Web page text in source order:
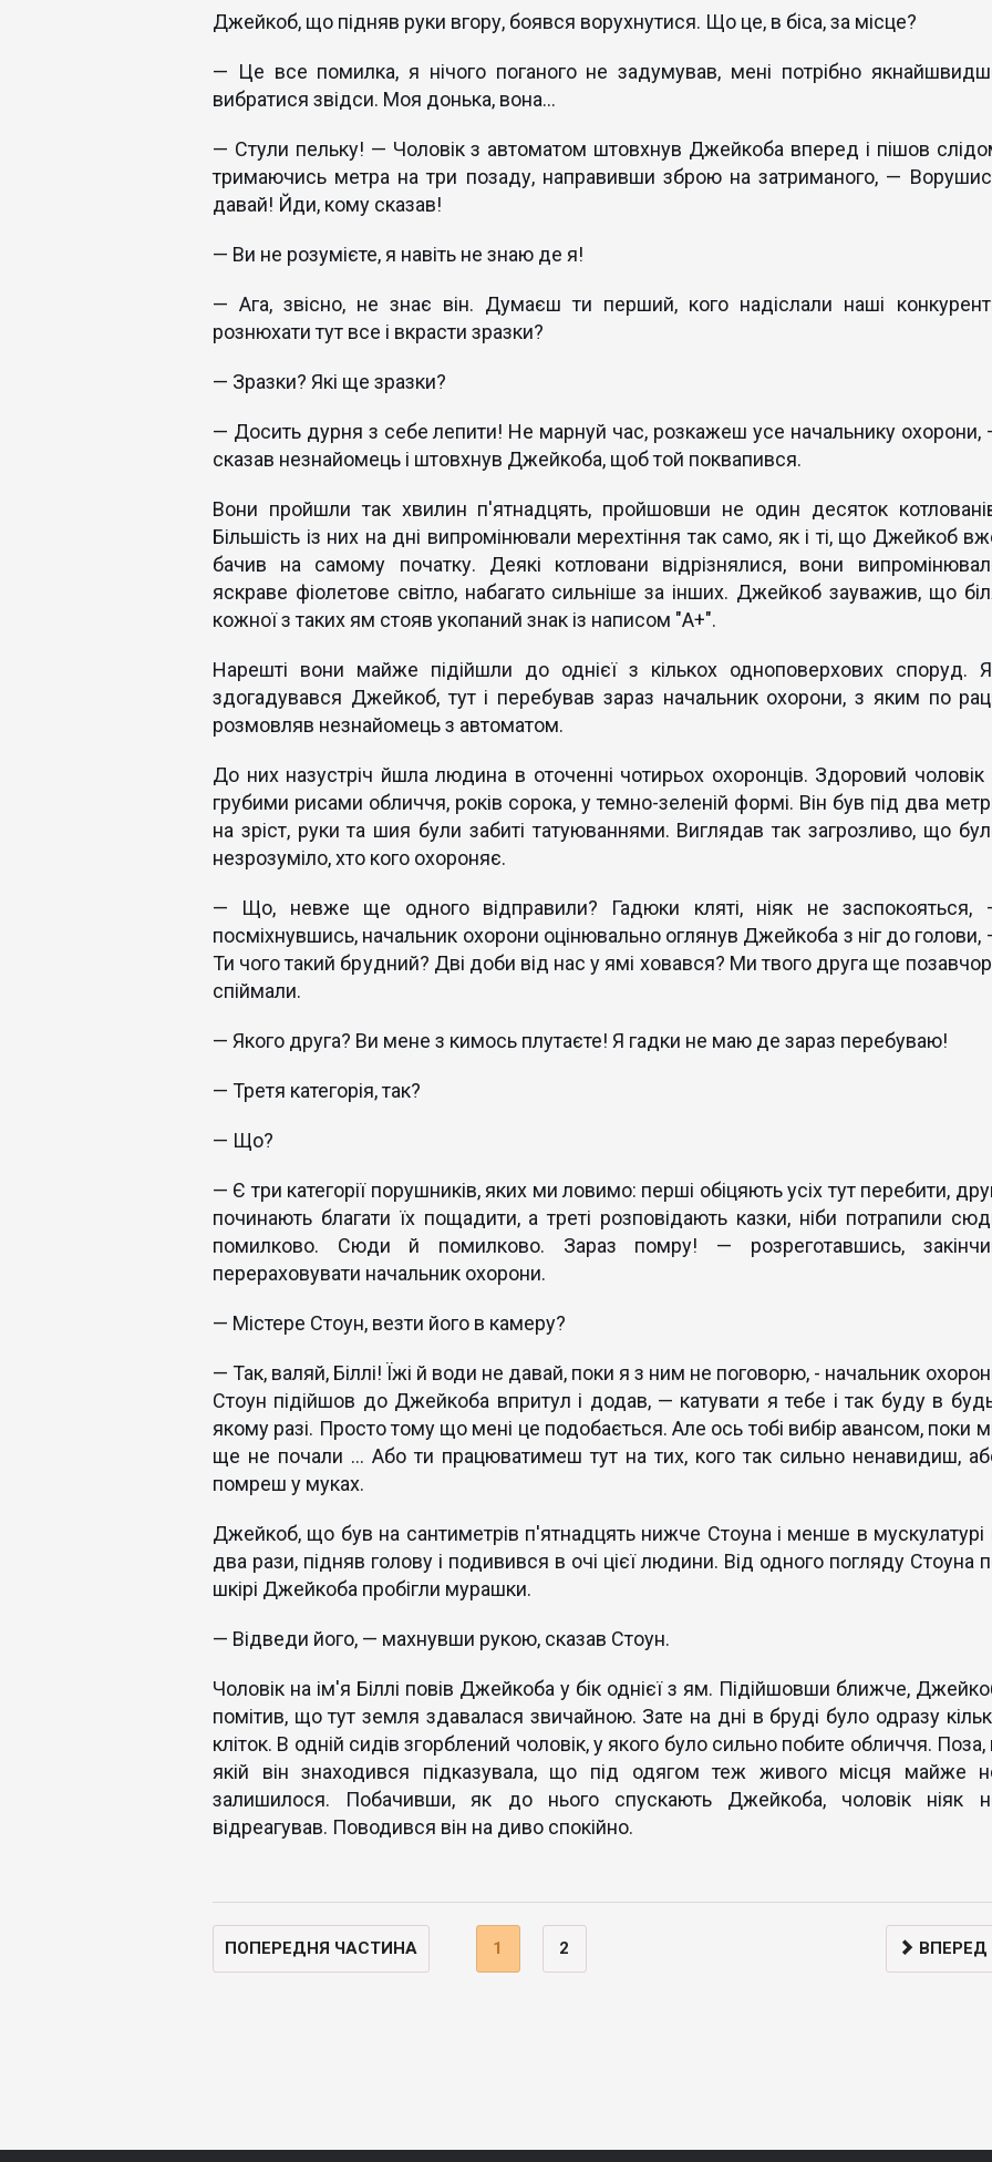
Джейкоб, що підняв руки вгору, боявся ворухнутися. Що це, в бiса, за місце?
— Це все помилка, я нічого поганого не задумував, мені потрібно
вибратися звідси. Моя донька, вона…
— Стули пельку! — Чоловік з автоматом штовхнув Джейкоба вперед і пішов
тримаючись метра на три позаду, направивши зброю на затриманого, —
давай! Йди, кому сказав!
— Ви не розумієте, я навіть не знаю де я!
— Ага, звісно, ​​не знає він. Думаєш ти перший, кого надіслали наші
рознюхати тут все і вкрасти зразки?
— Зразки? Які ще зразки?
— Досить дурня з себе лепити! Не марнуй час, розкажеш усе начальнику охорони,
сказав незнайомець і штовхнув Джейкоба, щоб той поквапився.
Вони пройшли так хвилин п'ятнадцять, пройшовши не один десяток
Більшість із них на дні випромінювали мерехтіння так само, як і ті, що Джейкоб
бачив на самому початку. Деякі котловани відрізнялися, вони
яскраве фіолетове світло, набагато сильнiше за iнших. Джейкоб зауважив, що
кожної з таких ям стояв укопаний знак із написом "А+".
Нарешті вони майже підійшли до однієї з кількох одноповерхових споруд.
здогадувався Джейкоб, тут і перебував зараз начальник охорони, з яким по
розмовляв незнайомець з автоматом.
До них назустріч йшла людина в оточенні чотирьох охоронців. Здоровий чоловік
грубими рисами обличчя, років сорока, у темно-зеленій формі. Він був під два
на зріст, руки та шия були забиті татуюваннями. Виглядав так загрозливо, що
незрозуміло, хто кого охороняє.
— Що, невже ще одного відправили? Гадюки клятi, ніяк не заспокояться,
посміхнувшись, начальник охорони оцінювально оглянув Джейкоба з ніг до голови,
Ти чого такий брудний? Дві доби від нас у ямі ховався? Ми твого друга ще
спіймали.
— Якого друга? Ви мене з кимось плутаєте! Я гадки не маю де зараз перебуваю!
— Третя категорія, так?
— Що?
— Є три категорії порушників, яких ми ловимо: перші обіцяють усіх тут перебити,
починають благати їх пощадити, а треті розповідають казки, ніби потрапили
помилково. Сюди й помилково. Зараз помру! — розреготавшись,
перераховувати начальник охорони.
— Містере Стоун, везти його в камеру?
— Так, валяй, Біллі! Їжі й води не давай, поки я з ним не поговорю, - начальник
Стоун підійшов до Джейкоба впритул і додав, — катувати я тебе і так буду в
якому разі. Просто тому що мені це подобається. Але ось тобі вибір авансом, поки
ще не почали ... Або ти працюватимеш тут на тих, кого так сильно ненавидиш,
помреш у муках.
Джейкоб, що був на сантиметрів п'ятнадцять нижче Стоуна і менше в мускулатурі
два рази, підняв голову і подивився в очі цієї людини. Від одного погляду Стоуна
шкірі Джейкоба пробігли мурашки.
— Вiдведи його, — махнувши рукою, сказав Стоун.
Чоловік на ім'я Біллі повів Джейкоба у бік однієї з ям. Підійшовши ближче,
помітив, що тут земля здавалася звичайною. Зате на дні в бруді було одразу
кліток. В одній сидів згорблений чоловік, у якого було сильно побите обличчя. Поза,
якій він знаходився підказувала, що під одягом теж живого місця майже
залишилося. Побачивши, як до нього спускають Джейкоба, чоловiк ніяк
відреагував. Поводився він на диво спокійно.
ПОПЕРЕДНЯ ЧАСТИНА 1 2 ВПЕРЕД